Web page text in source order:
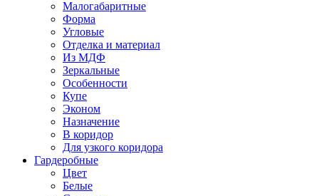
Малогабаритные
Форма
Угловые
Отделка и материал
Из МДФ
Зеркальные
Особенности
Купе
Эконом
Назначение
В коридор
Для узкого коридора
Гардеробные
Цвет
Белые